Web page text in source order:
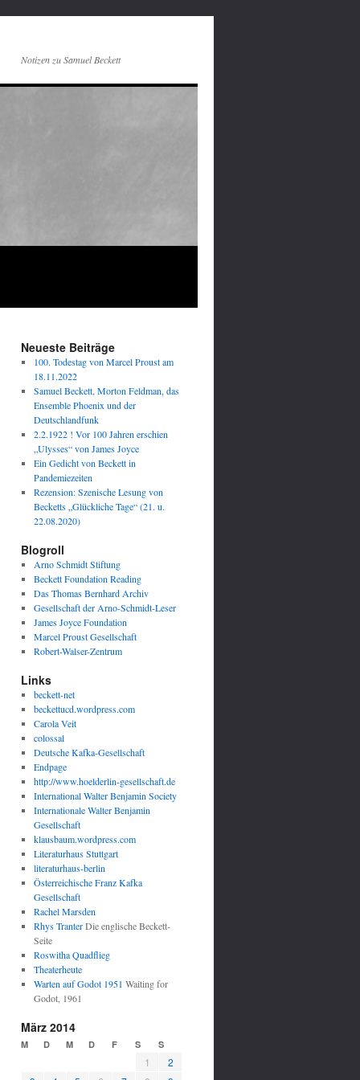
Notizen zu Samuel Beckett
Neueste Beiträge
100. Todestag von Marcel Proust am
18.11.2022
Samuel Beckett, Morton Feldman, das
Ensemble Phoenix und der
Deutschlandfunk
2.2.1922 ! Vor 100 Jahren erschien
„Ulysses“ von James Joyce
Ein Gedicht von Beckett in
Pandemiezeiten
Rezension: Szenische Lesung von
Becketts „Glückliche Tage“ (21. u.
22.08.2020)
Blogroll
Arno Schmidt Stiftung
Beckett Foundation Reading
Das Thomas Bernhard Archiv
Gesellschaft der Arno-Schmidt-Leser
James Joyce Foundation
Marcel Proust Gesellschaft
Robert-Walser-Zentrum
Links
beckett-net
beckettucd.wordpress.com
Carola Veit
colossal
Deutsche Kafka-Gesellschaft
Endpage
http://www.hoelderlin-gesellschaft.de
International Walter Benjamin Society
Internationale Walter Benjamin
Gesellschaft
klausbaum.wordpress.com
Literaturhaus Stuttgart
literaturhaus-berlin
Österreichische Franz Kafka
Gesellschaft
Rachel Marsden
Rhys TranterDie englische Beckett-
Seite
Roswitha Quadflieg
Theaterheute
Warten auf Godot 1951 Waiting for
Godot, 1961
März 2014
M D M D F S S
1
2